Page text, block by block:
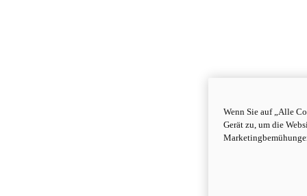
Wenn Sie auf „Alle
Gerät zu, um die